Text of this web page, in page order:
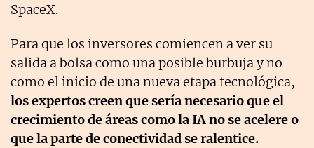
SpaceX.
Para que los inversores comiencen a ver su
salida a bolsa como una posible burbuja y no
como el inicio de una nueva etapa tecnológica,
los expertos creen que sería necesario queel
crecimiento de áreas como la IA no se acelere o
que la parte de conectividad se ralentice.